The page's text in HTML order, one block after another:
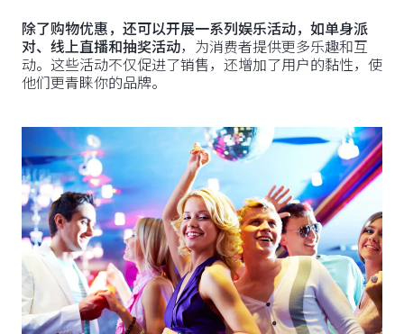
除了购物优惠，还可以开展一系列娱乐活动，如单身派
对、线上直播和抽奖活动，为消费者提供更多乐趣和互
动。这些活动不仅促进了销售，还增加了用户的黏性，使
他们更青睐你的品牌。